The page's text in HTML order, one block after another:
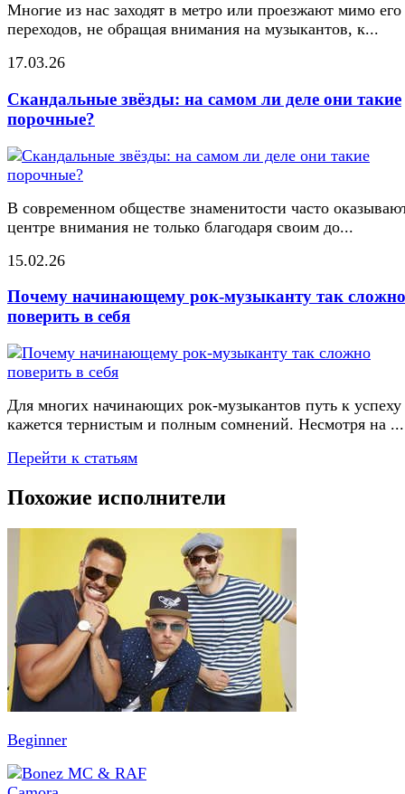
Многие из нас заходят в метро или проезжают мимо его
переходов, не обращая внимания на музыкантов, к...
17.03.26
Скандальные звёзды: на самом ли деле они такие
порочные?
В современном обществе знаменитости часто
центре внимания не только благодаря своим до...
15.02.26
Почему начинающему рок-музыканту так сложно
поверить в себя
Для многих начинающих рок-музыкантов путь к успеху
кажется тернистым и полным сомнений. Несмотря на ...
Перейти к статьям
Похожие исполнители
Beginner